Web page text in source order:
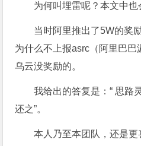
为何叫埋雷呢？本文中也
当时阿里推出了5W的奖
为什么不上报asrc（阿里巴巴
乌云没奖励的。
我给出的答复是：“ 思路
还之”。
本人乃至本团队，还是